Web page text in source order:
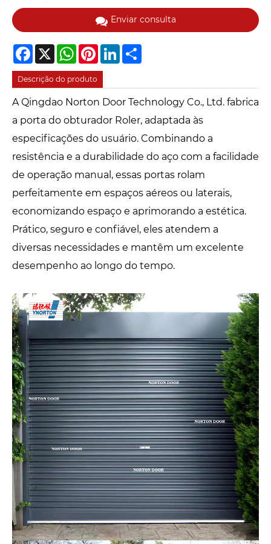
Enviar consulta
Facebook
X WhatsAppPinterestLinkedIn
Descrição do produto
A Qingdao Norton Door Technology Co., Ltd. fabrica
a porta do obturador Roler, adaptada às
especificações do usuário. Combinando a
resistência e a durabilidade do aço com a facilidade
de operação manual, essas portas rolam
perfeitamente em espaços aéreos ou laterais,
economizando espaço e aprimorando a estética.
Prático, seguro e confiável, eles atendem a
diversas necessidades e mantêm um excelente
desempenho ao longo do tempo.